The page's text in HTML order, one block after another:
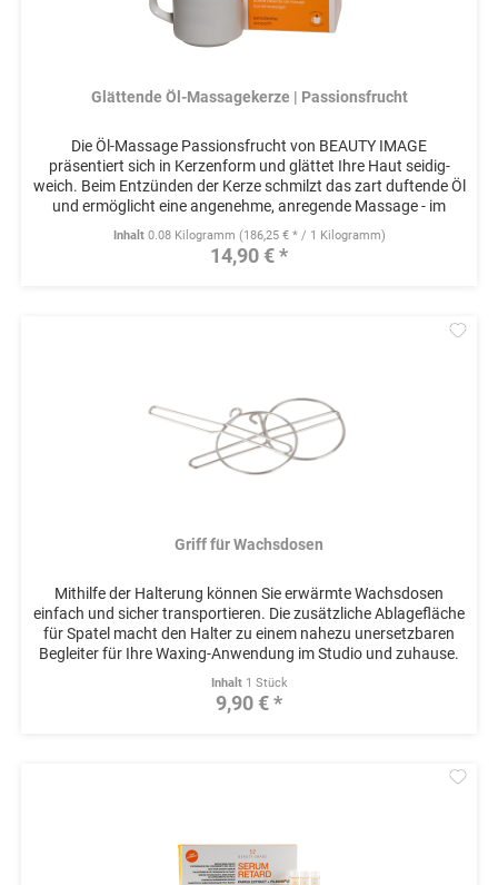
Glättende Öl-Massagekerze | Passionsfrucht
Die Öl-Massage Passionsfrucht von BEAUTY IMAGE
präsentiert sich in Kerzenform und glättet Ihre Haut seidig-
weich. Beim Entzünden der Kerze schmilzt das zart duftende Öl
und ermöglicht eine angenehme, anregende Massage - im
Salon oder zu...
Inhalt 0.08 Kilogramm (186,25 € * / 1 Kilogramm)
14,90 € *
Griff für Wachsdosen
Mithilfe der Halterung können Sie erwärmte Wachsdosen
einfach und sicher transportieren. Die zusätzliche Ablagefläche
für Spatel macht den Halter zu einem nahezu unersetzbaren
Begleiter für Ihre Waxing-Anwendung im Studio und zuhause.
Inhalt 1 Stück
9,90 € *